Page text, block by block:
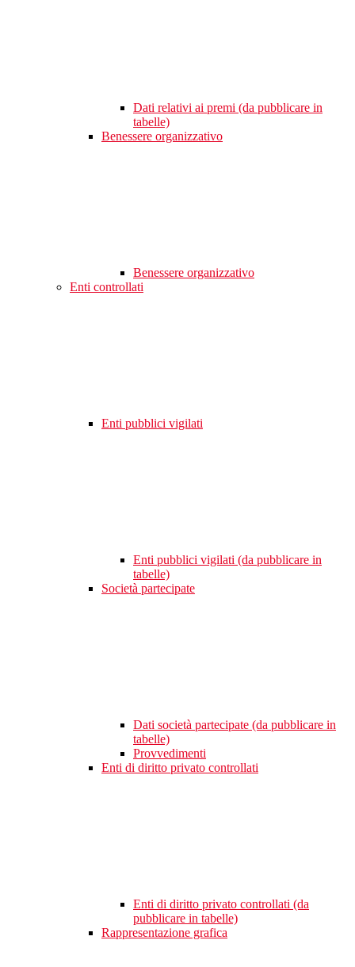
Dati relativi ai premi (da pubblicare in
tabelle)
Benessere organizzativo
Benessere organizzativo
Enti controllati
Enti pubblici vigilati
Enti pubblici vigilati (da pubblicare in
tabelle)
Società partecipate
Dati società partecipate (da pubblicare in
tabelle)
Provvedimenti
Enti di diritto privato controllati
Enti di diritto privato controllati (da
pubblicare in tabelle)
Rappresentazione grafica